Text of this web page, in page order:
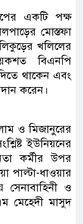
একটি পক্ষ
মোস্তফা
খলিলের
বিএনপি
দিতে থাকেন এবং
করেন।
ও মিজানুরের
ইউনিয়নের
কর্মীর উপর
পাল্টা-ধাওয়ার
ও
মেহেদী মাসুদ